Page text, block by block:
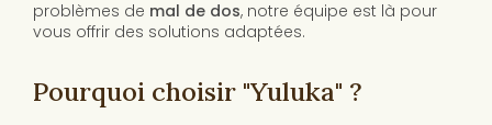
problèmes de mal de dos, notre équipe est là pour
vous offrir des solutions adaptées.
Pourquoi choisir "Yuluka" ?